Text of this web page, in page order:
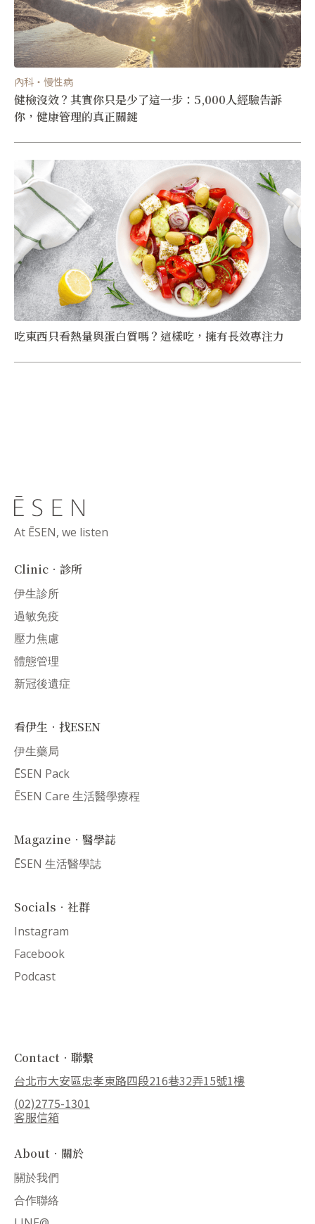
內科・慢性病
健檢沒效？其實你只是少了這一步：5,000人經驗告訴
你，健康管理的真正關鍵
吃東西只看熱量與蛋白質嗎？這樣吃，擁有長效專注力
At ĒSEN, we listen
Clinic．診所
伊生診所
過敏免疫
壓力焦慮
體態管理
新冠後遺症
看伊生．找ESEN
伊生藥局
ĒSEN Pack
ĒSEN Care 生活醫學療程
Magazine．醫學誌
ĒSEN 生活醫學誌
Socials．社群
Instagram
Facebook
Podcast
Contact．聯繫
台北市大安區忠孝東路四段216巷32弄15號1樓
(02)2775-1301
客服信箱
About．關於
關於我們
合作聯絡